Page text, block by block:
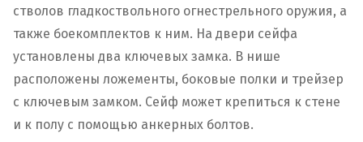
стволов гладкоствольного огнестрельного оружия, а
также боекомплектов к ним. На двери сейфа
установлены два ключевых замка. В нише
расположены ложементы, боковые полки и трейзер
с ключевым замком. Сейф может крепиться к стене
и к полу с помощью анкерных болтов.